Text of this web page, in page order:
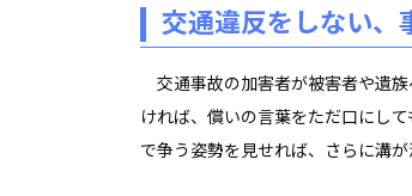
交通違反をしない、
交通事故の加害者が被害者や遺族
ければ、償いの言葉をただ口にし
で争う姿勢を見せれば、さらに溝が